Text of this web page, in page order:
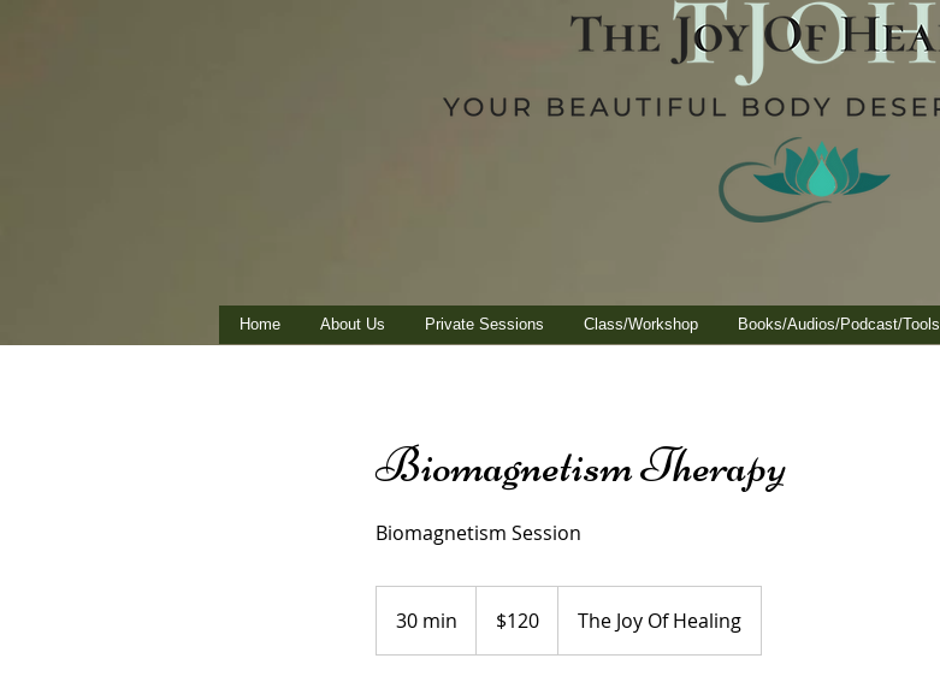
Home About Us Private Sessions Class/Workshop Books/Audios/Podcast/Tools
Biomagnetism Therapy
Biomagnetism Session
30 min
0
dollars$120 The Joy Of Healing